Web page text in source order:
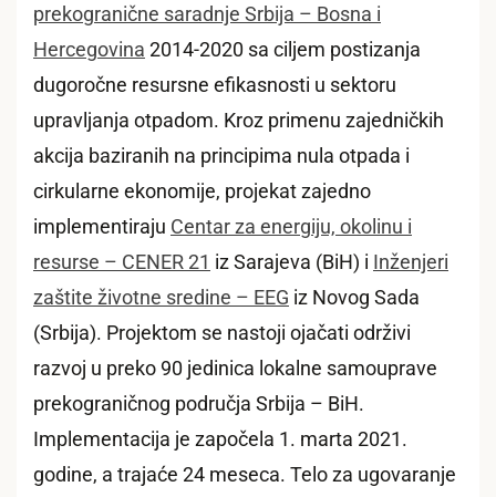
prekogranične saradnje Srbija – Bosna i
Hercegovina 2014-2020 sa ciljem postizanja
dugoročne resursne efikasnosti u sektoru
upravljanja otpadom. Kroz primenu zajedničkih
akcija baziranih na principima nula otpada i
cirkularne ekonomije, projekat zajedno
implementiraju Centar za energiju, okolinu i
resurse – CENER 21 iz Sarajeva (BiH) i Inženjeri
zaštite životne sredine – EEG iz Novog Sada
(Srbija). Projektom se nastoji ojačati održivi
razvoj u preko 90 jedinica lokalne samouprave
prekograničnog područja Srbija – BiH.
Implementacija je započela 1. marta 2021.
godine, a trajaće 24 meseca. Telo za ugovaranje